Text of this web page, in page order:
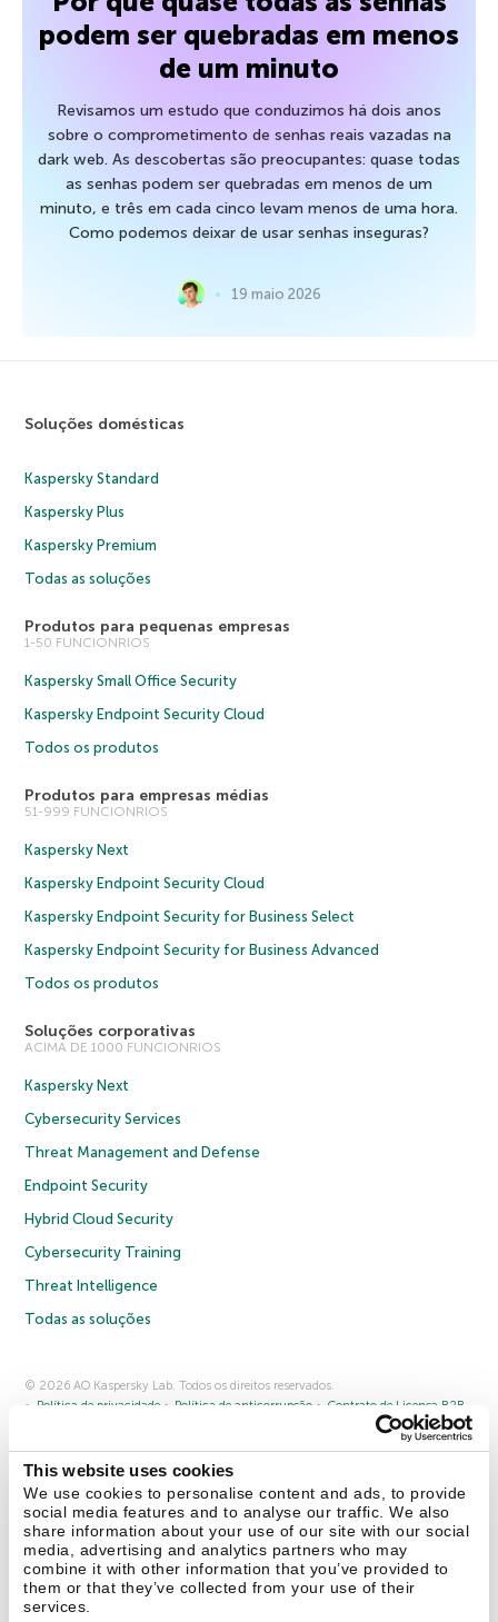
This website uses cookies
We use cookies to personalise content and ads, to provide
social media features and to analyse our traffic. We also
share information about your use of our site with our social
media, advertising and analytics partners who may
combine it with other information that you’ve provided to
them or that they’ve collected from your use of their
services.
podem ser quebradas em menos
de um minuto
Revisamos um estudo que conduzimos há dois anos
sobre o comprometimento de senhas reais vazadas na
dark web. As descobertas são preocupantes: quase todas
as senhas podem ser quebradas em menos de um
minuto, e três em cada cinco levam menos de uma hora.
Como podemos deixar de usar senhas inseguras?
19 maio 2026
Soluções domésticas
Kaspersky Standard
Kaspersky Plus
Kaspersky Premium
Todas as soluções
Produtos para pequenas empresas
1-50 FUNCIONRIOS
Kaspersky Small Office Security
Kaspersky Endpoint Security Cloud
Todos os produtos
Produtos para empresas médias
51-999 FUNCIONRIOS
Kaspersky Next
Kaspersky Endpoint Security Cloud
Kaspersky Endpoint Security for Business Select
Kaspersky Endpoint Security for Business Advanced
Todos os produtos
Soluções corporativas
ACIMA DE 1000 FUNCIONRIOS
Kaspersky Next
Cybersecurity Services
Threat Management and Defense
Endpoint Security
Hybrid Cloud Security
Cybersecurity Training
Threat Intelligence
Todas as soluções
© 2026 AO Kaspersky Lab. Todos os direitos reservados.
Política de privacidade
Política de anticorrupção
Contrato de Licença B2B
Cookies
Fale conosco Sobre a Kaspersky Parceiros
Comunicado à imprensa
Securelist Eugene Personal Blog